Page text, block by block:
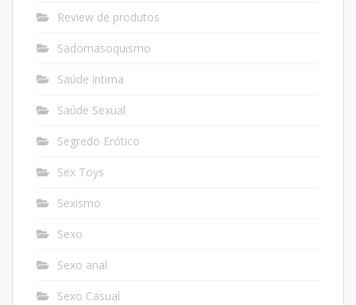
Review de produtos
Sadomasoquismo
Saúde íntima
Saúde Sexual
Segredo Erótico
Sex Toys
Sexismo
Sexo
Sexo anal
Sexo Casual